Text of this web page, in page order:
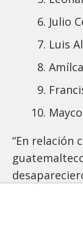
Julio
Luis
“En relación